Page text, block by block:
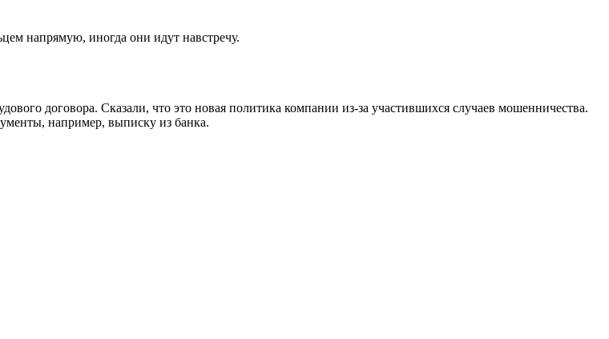
напрямую, иногда они идут навстречу.
договора. Сказали, что это новая политика компании из-за участившихся случаев мошенничества.
например, выписку из банка.